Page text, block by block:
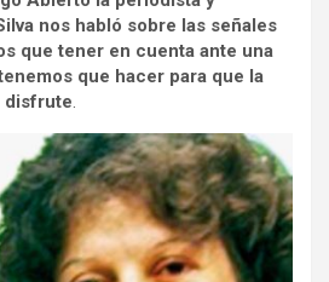
nos habló sobre las señales
que tener en cuenta ante una
que hacer para que la
disfrute.